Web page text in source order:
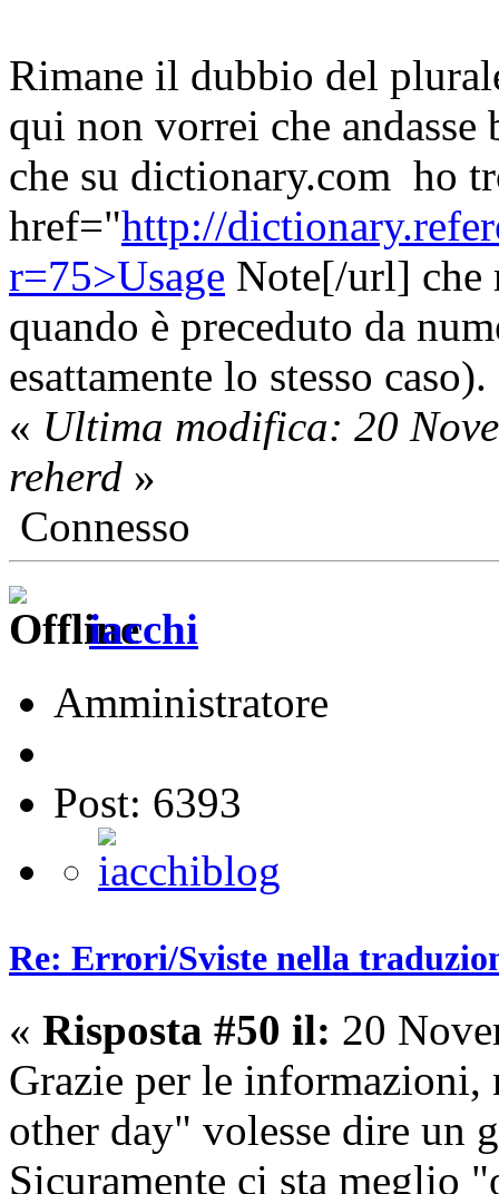
Rimane il dubbio del
qui non vorrei che
che su dictionary.com ho
href="http://
r=75>Usage Note[/url] che
quando è preceduto da
esattamente lo stesso caso).
« Ultima modifica: 20
reherd »
Connesso
iacchi
Amministratore
Post: 6393
Re: Errori/Sviste nella
« Risposta #50 il: 20
Grazie per le informazioni,
other day" volesse dire un
Sicuramente ci sta meglio